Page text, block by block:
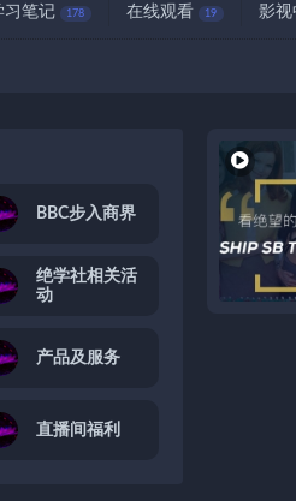
习笔记 178 在线观看 19 影视
BBC步入商界
绝学社相关活
动
产品及服务
直播间福利